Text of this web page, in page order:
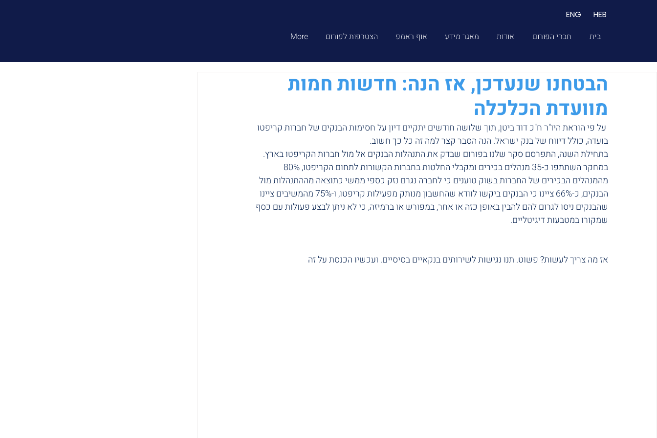
בית חברי הפורום אודות מאגר מידע אוף ראמפ הצטרפות לפורום More
ENG HEB
הבטחנו שנעדכן, אז הנה: חדשות חמות
מוועדת הכלכלה
בועדה, כולל דיווח של בנק ישראל. הנה הסבר קצר למה זה כל כך חשוב.
בתחילת השנה, התפרסם סקר שלנו בפורום שבדק את התנהלות הבנקים אל מול חברות הקריפטו בארץ.
מהמנהלים הבכירים של החברות בשוק טוענים כי לחברה נגרם נזק כספי ממשי כתוצאה מההתנהלות מול
הבנקים, כ-66% ציינו כי הבנקים ביקשו לוודא שהחשבון מנותק מפעילות קריפטו, ו-75% מהמשיבים ציינו
שהבנקים ניסו לגרום להם להבין באופן כזה או אחר, במפורש או ברמיזה, כי לא ניתן לבצע פעולות עם כסף
שמקורו במטבעות דיגיטליים.
אז מה צריך לעשות? פשוט. תנו נגישות לשירותים בנקאיים בסיסיים. ועכשיו הכנסת על זה